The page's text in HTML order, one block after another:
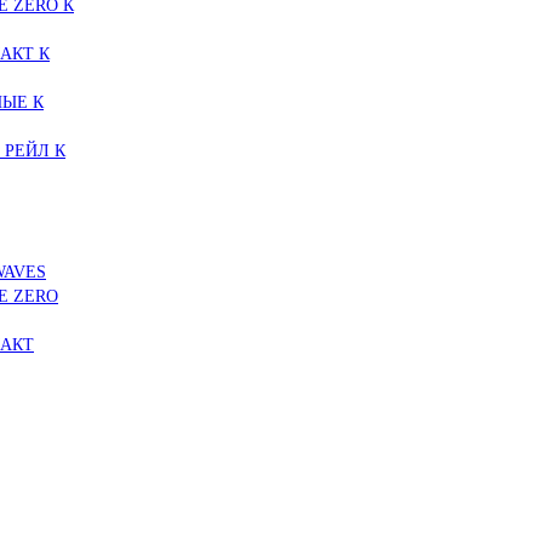
ZERO К
К
К
К
ZERO